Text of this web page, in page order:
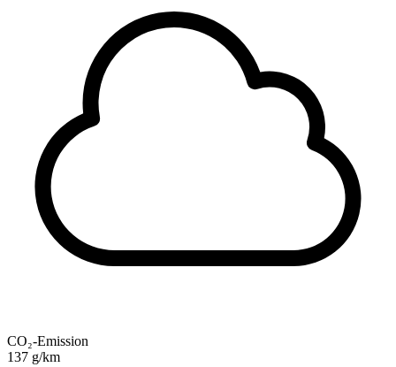
CO₂-Emission
137 g/km